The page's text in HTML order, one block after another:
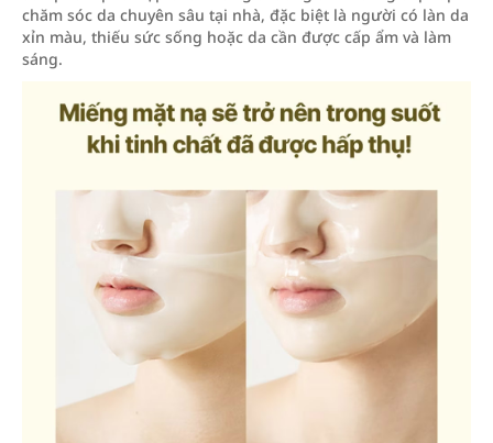
chăm sóc da chuyên sâu tại nhà, đặc biệt là người có làn da
xỉn màu, thiếu sức sống hoặc da cần được cấp ẩm và làm
sáng.